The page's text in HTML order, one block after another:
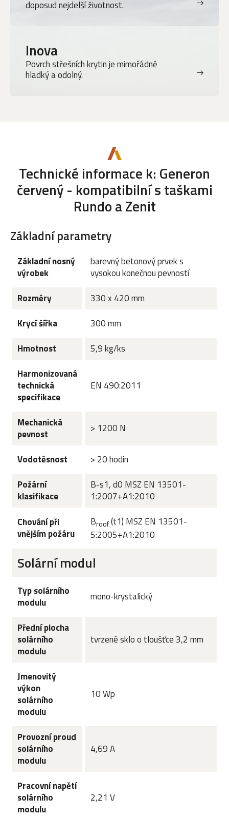
doposud nejdelší životnost.
Inova
Povrch střešních krytin je mimořádně
hladký a odolný.
Technické informace k: Generon
červený - kompatibilní s taškami
Rundo a Zenit
Základní parametry
Základní nosný
výrobek
barevný betonový prvek s
vysokou konečnou pevností
Rozměry
330 x 420 mm
Krycí šířka
300 mm
Hmotnost
5,9 kg/ks
Harmonizovaná
technická
specifikace
EN 490:2011
Mechanická
pevnost
> 1200 N
Vodotěsnost
> 20 hodin
Požární
klasifikace
B-s1, d0 MSZ EN 13501-
1:2007+A1:2010
Chování při
vnějším požáru
Broof(t1) MSZ EN 13501-
5:2005+A1:2010
Solární modul
Typ solárního
modulu
mono-krystalický
Přední plocha
solárního
modulu
tvrzené sklo o tloušťce 3,2 mm
Jmenovitý
výkon
solárního
modulu
10 Wp
Provozní proud
solárního
modulu
4,69 A
Pracovní napětí
solárního
modulu
2,21 V